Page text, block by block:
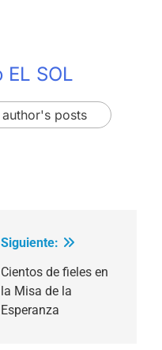
EL SOL
author's posts
Siguiente:
Cientos de fieles en
la Misa de la
Esperanza